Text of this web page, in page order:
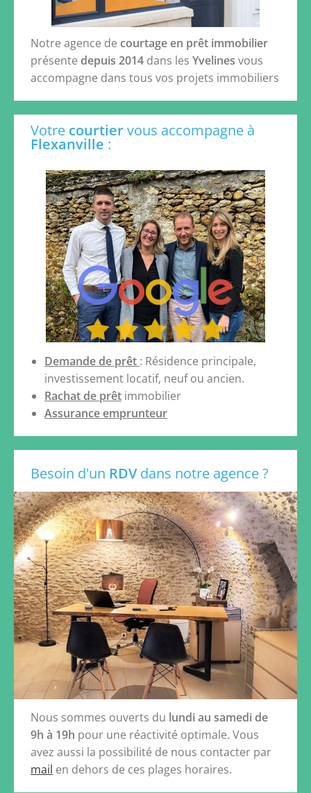
Notre agence de courtage en prêt immobilier
présente depuis 2014 dans les Yvelines vous
accompagne dans tous vos projets immobiliers
Votre courtiervous accompagne à
Flexanville :
Demande de prêt : Résidence principale,
investissement locatif, neuf ou ancien.
Rachat de prêt immobilier
Assurance emprunteur
Besoin d'un RDVdans notre agence ?
Nous sommes ouverts du lundi au samedi de
9h à 19h pour une réactivité optimale. Vous
avez aussi la possibilité de nous contacter par
mail en dehors de ces plages horaires.